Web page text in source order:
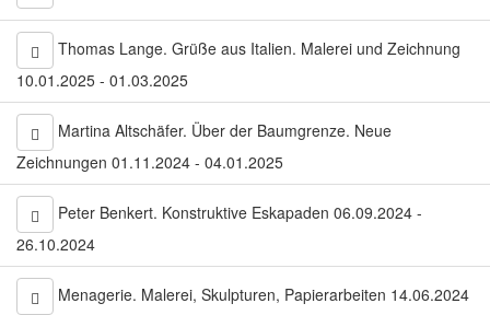
Thomas Lange. Grüße aus Italien. Malerei und Zeichnung
10.01.2025 - 01.03.2025
Martina Altschäfer. Über der Baumgrenze. Neue
Zeichnungen 01.11.2024 - 04.01.2025
Peter Benkert. Konstruktive Eskapaden 06.09.2024 -
26.10.2024
Menagerie. Malerei, Skulpturen, Papierarbeiten 14.06.2024